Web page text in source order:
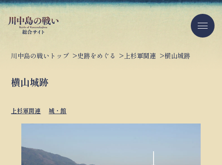
川中島の戦いトップ 史跡をめぐる 上杉軍関連 横山城跡
横山城跡
上杉軍関連 城・館